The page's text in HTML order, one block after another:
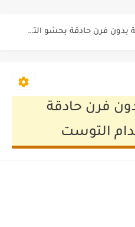
طريقة عمل بيتزا عائلية بحشوات مختلفة بالصور
طريقة عمل بيتزا بالعجينة اليابانية القطنية بالصور والخطوات
تركي بحشو الدجاج بالصور
فرن حادقة
التوست